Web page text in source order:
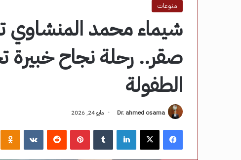
منوعات
شيماء محمد المنشاوي
صقر.. رحلة نجاح خبيرة
الطفولة
Dr. ahmed osama مايو 24, 2026
فيسبوك ‫X لينكدإن بينتيريست ‏VKontakte